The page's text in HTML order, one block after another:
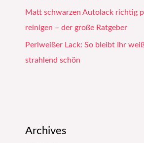
Matt schwarzen Autolack richtig
reinigen – der große Ratgeber
Perlweißer Lack: So bleibt Ihr
strahlend schön
Archives